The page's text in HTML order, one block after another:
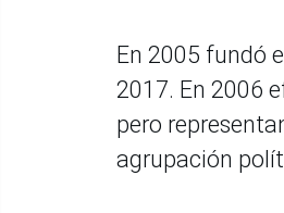
En 2005 fundó
2017. En 2006
pero
agrupación